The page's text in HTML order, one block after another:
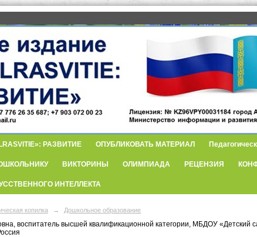
РАЗВИТИЕ ОПУБЛИКОВАТЬ МАТЕРИАЛ
ВИКТОРИНЫ ОЛИМПИАДА РЕЦЕНЗИЯ
ИНТЕЛЛЕКТА
копилка → Дошкольное образование
воспитатель высшей квалификационной категории, МБДОУ «Детский